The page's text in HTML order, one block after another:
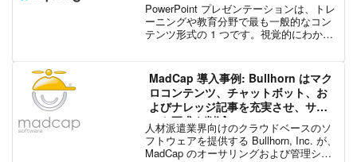
PowerPoint プレゼンテーションは、トレ
ーニングや教育分野で最も一般的なコン
テンツ形式の 1 つです。視覚的にわかり
する際には、PowerPoint ファイルは...
MadCap 導入事例: Bullhorn はマク
ロコンテンツ、チャットボット、お
よびナレッジ記事を充実させ、サポ
ート要求を削減
人材派遣業界向けのクラウドベースのソ
フトウェアを提供する Bullhorn, Inc. が、
MadCap のオーサリングおよび管理シス